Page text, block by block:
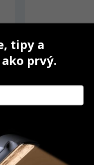
ZOBRAZIŤ PRODUKT
tipy a
prvý.